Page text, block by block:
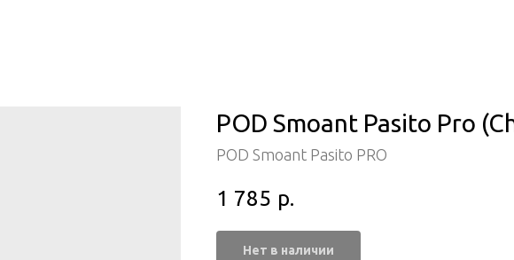
POD Smoant Pasito Pro
POD Smoant Pasito PRO
1 785 р.
Нет в наличии